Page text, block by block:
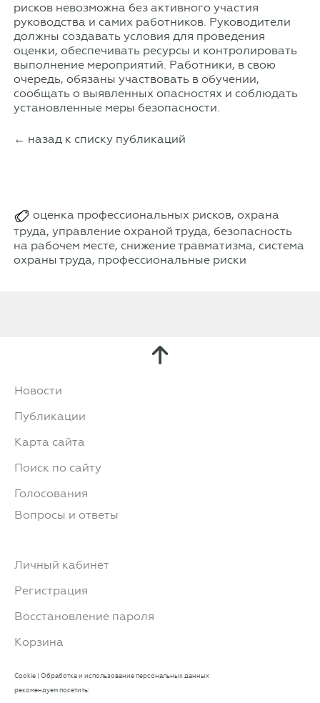
рисков невозможна без активного участия
руководства и самих работников. Руководители
должны создавать условия для проведения
оценки, обеспечивать ресурсы и контролировать
выполнение мероприятий. Работники, в свою
очередь, обязаны участвовать в обучении,
сообщать о выявленных опасностях и соблюдать
установленные меры безопасности.
← назад к списку публикаций
оценка профессиональных рисков, охрана
труда, управление охраной труда, безопасность
на рабочем месте, снижение травматизма, система
охраны труда, профессиональные риски
Новости
Публикации
Карта сайта
Поиск по сайту
Голосования
Вопросы и ответы
Личный кабинет
Регистрация
Восстановление пароля
Корзина
Cookie | Обработка и использование персональных данных
рекомендуем посетить: